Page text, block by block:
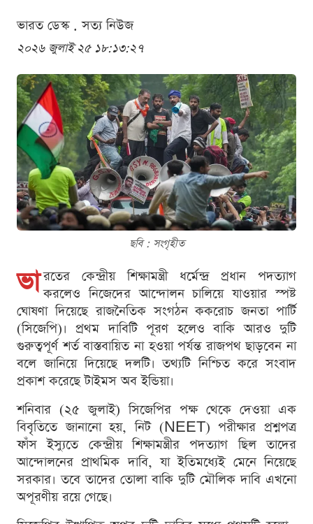
ভারত ডেস্ক . সত্য নিউজ
২০২৬ জুলাই ২৫ ১৮:১৩:২৭
ছবি : সংগৃহীত
ভা রতের কেন্দ্রীয় শিক্ষামন্ত্রী ধর্মেন্দ্র প্রধান পদত্যাগ
করলেও নিজেদের আন্দোলন চালিয়ে যাওয়ার স্পষ্ট
ঘোষণা দিয়েছে রাজনৈতিক সংগঠন ককরোচ জনতা পার্টি
(সিজেপি)। প্রথম দাবিটি পূরণ হলেও বাকি আরও দুটি
গুরুত্বপূর্ণ শর্ত বাস্তবায়িত না হওয়া পর্যন্ত রাজপথ ছাড়বেন না
বলে জানিয়ে দিয়েছে দলটি। তথ্যটি নিশ্চিত করে সংবাদ
প্রকাশ করেছে টাইমস অব ইন্ডিয়া।
শনিবার (২৫ জুলাই) সিজেপির পক্ষ থেকে দেওয়া এক
বিবৃতিতে জানানো হয়, নিট (NEET) পরীক্ষার প্রশ্নপত্র
ফাঁস ইস্যুতে কেন্দ্রীয় শিক্ষামন্ত্রীর পদত্যাগ ছিল তাদের
আন্দোলনের প্রাথমিক দাবি, যা ইতিমধ্যেই মেনে নিয়েছে
সরকার। তবে তাদের তোলা বাকি দুটি মৌলিক দাবি এখনো
অপূরণীয় রয়ে গেছে।